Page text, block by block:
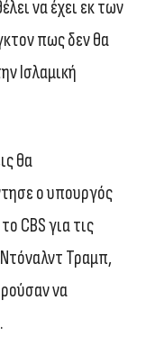
να έχει εκ των
πως δεν θα
Ισλαμική
θα
ο υπουργός
CBS για τις
Τραμπ,
να